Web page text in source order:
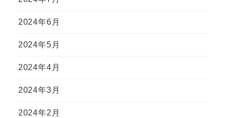
2024年6月
2024年5月
2024年4月
2024年3月
2024年2月